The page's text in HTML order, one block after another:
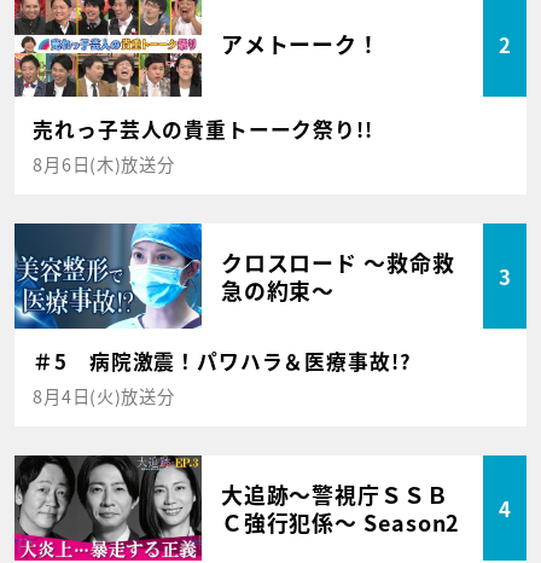
アメトーーク！ 2
売れっ子芸人の貴重トーーク祭り!!
8月6日(木)放送分
クロスロード ～救命救
急の約束～
3
＃5 病院激震！パワハラ＆医療事故!?
8月4日(火)放送分
大追跡～警視庁ＳＳＢ
Ｃ強行犯係～ Season2
4